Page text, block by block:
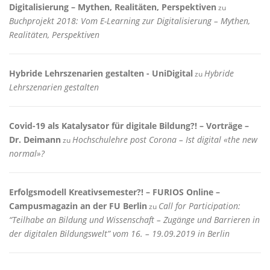
Digitalisierung – Mythen, Realitäten, Perspektiven zu
Buchprojekt 2018: Vom E-Learning zur Digitalisierung – Mythen,
Realitäten, Perspektiven
Hybride Lehrszenarien gestalten - UniDigitalzuHybride
Lehrszenarien gestalten
Covid-19 als Katalysator für digitale Bildung?! – Vorträge –
Dr. Deimann zuHochschulehre post Corona – Ist digital «the new
normal»?
Erfolgsmodell Kreativsemester?! – FURIOS Online –
Campusmagazin an der FU Berlin zu Call for Participation:
“Teilhabe an Bildung und Wissenschaft – Zugänge und Barrieren in
der digitalen Bildungswelt” vom 16. – 19.09.2019 in Berlin